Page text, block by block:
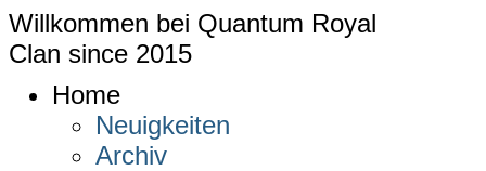
Willkommen bei Quantum Royal
Clan since 2015
Home
Neuigkeiten
Archiv